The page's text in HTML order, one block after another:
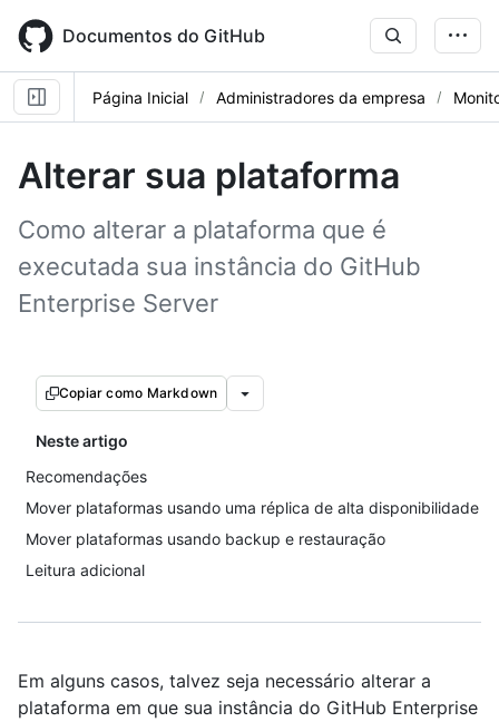
main
content
Documentos do GitHub
Página Inicial Administradores da empresa
Alterar sua plataforma
Como alterar a plataforma que é
executada sua instância do GitHub
Enterprise Server
Copiar como Markdown
Neste artigo
Recomendações
Mover plataformas usando uma réplica de alta disponibilidade
Mover plataformas usando backup e restauração
Leitura adicional
Em alguns casos, talvez seja necessário alterar a
plataforma em que sua instância do GitHub Enterprise